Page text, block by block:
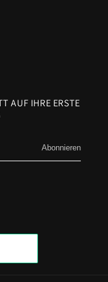
AUF IHRE ERSTE
Abonnieren